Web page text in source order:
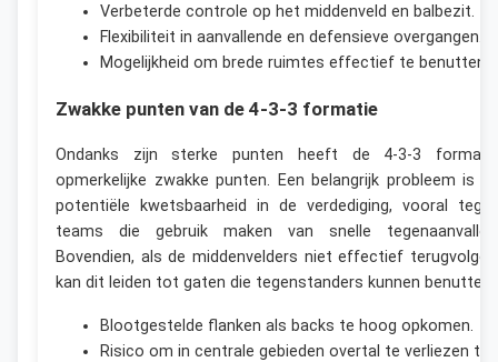
Verbeterde controle op het middenveld en balbezit.
Flexibiliteit in aanvallende en defensieve overgangen.
Mogelijkheid om brede ruimtes effectief te benutten.
Zwakke punten van de 4-3-3 formatie
Ondanks zijn sterke punten heeft de 4-3-3
opmerkelijke zwakke punten. Een belangrijk probleem is
potentiële kwetsbaarheid in de verdediging, vooral
teams die gebruik maken van snelle
Bovendien, als de middenvelders niet effectief
kan dit leiden tot gaten die tegenstanders kunnen benutten.
Blootgestelde flanken als backs te hoog opkomen.
Risico om in centrale gebieden overtal te verliezen